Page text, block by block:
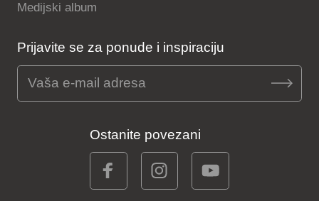
Medijski album
Prijavite se za ponude i inspiraciju
Ostanite povezani